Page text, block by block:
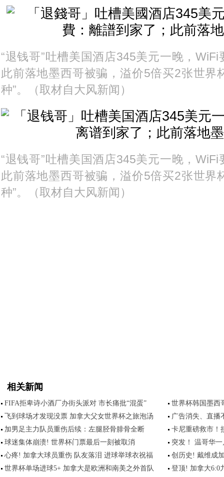
“退钱哥”吐槽美国酒店345美元一晚，
此前落地墨西哥被骗，溢价5倍买2张世界
种”。（取材自大风新闻）
“退钱哥”吐槽美国酒店345美元一晚，
此前落地墨西哥被骗，溢价5倍买2张世界
种”。（取材自大风新闻）
相关新闻
FIFA拒卑诗小酒厂办街头派对 市长痛批“混蛋”
世界杯韩国墨西
飞到球场才发现没票 加拿大父女世界杯之旅泡汤
广告消失、直播
加男足主力队员重伤后续：左腿胫骨腓骨全断
卡尼重磅救市！
球迷集体崩溃! 世界杯门票最后一刻被取消
突发！ 温哥华
心疼! 加拿大球员重伤 队友落泪 进球举球衣祝福
创历史! 戴维成
世界杯单场进球5+ 加拿大是欧洲和南美之外首队
登顶! 加拿大6:0